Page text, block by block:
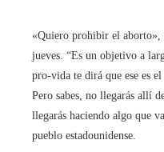
«Quiero prohibir el aborto»,
jueves. “Es un objetivo a
pro-vida te dirá que ese es el
Pero sabes, no llegarás allí
llegarás haciendo algo que
pueblo estadounidense.